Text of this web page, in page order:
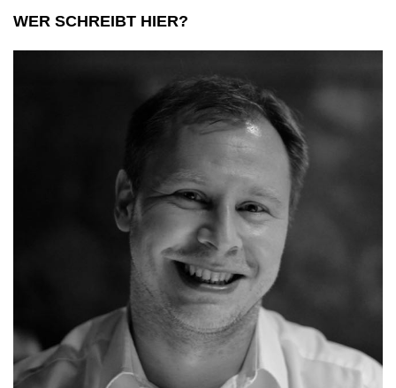
WER SCHREIBT HIER?